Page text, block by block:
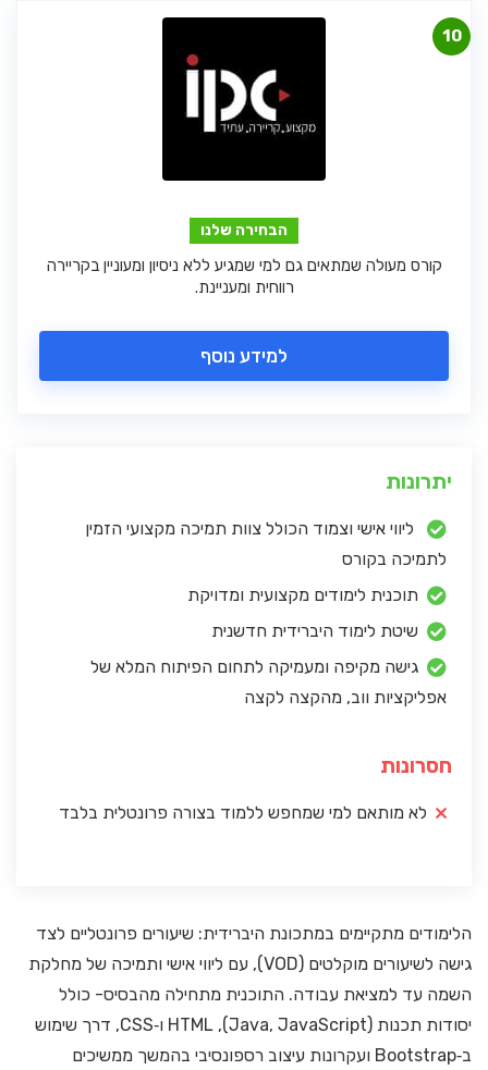
10
הבחירה שלנו
קורס מעולה שמתאים גם למי שמגיע ללא ניסיון ומעוניין בקריירה
רווחית ומעניינת.
למידע נוסף
יתרונות
ליווי אישי וצמוד הכולל צוות תמיכה מקצועי הזמין
לתמיכה בקורס
תוכנית לימודים מקצועית ומדויקת
שיטת לימוד היברידית חדשנית
גישה מקיפה ומעמיקה לתחום הפיתוח המלא של
אפליקציות ווב, מהקצה לקצה
חסרונות
לא מותאם למי שמחפש ללמוד בצורה פרונטלית בלבד
הלימודים מתקיימים במתכונת היברידית: שיעורים פרונטליים לצד
גישה לשיעורים מוקלטים (VOD), עם ליווי אישי ותמיכה של מחלקת
השמה עד למציאת עבודה. התוכנית מתחילה מהבסיס- כולל
יסודות תכנות (Java, JavaScript), HTML ו‑CSS, דרך שימוש
ב‑Bootstrap ועקרונות עיצוב רספונסיבי בהמשך ממשיכים